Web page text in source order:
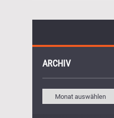
ARCHIV